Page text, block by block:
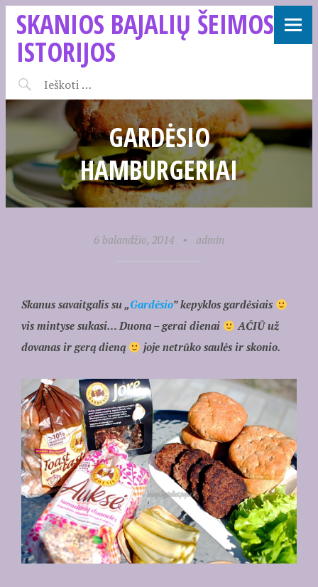
SKANIOS BAJALIŲ ŠEIMOS
ISTORIJOS
GARDĖSIO
HAMBURGERIAI
6 balandžio, 2014 • admin
Skanus savaitgalis su „Gardėsio” kepyklos gardėsiais
vis mintyse sukasi… Duona – gerai dienai
AČIŪ už
dovanas ir gerą dieną
joje netrūko saulės ir skonio.